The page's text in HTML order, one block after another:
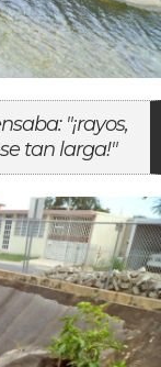
"¡rayos,
tan larga!"